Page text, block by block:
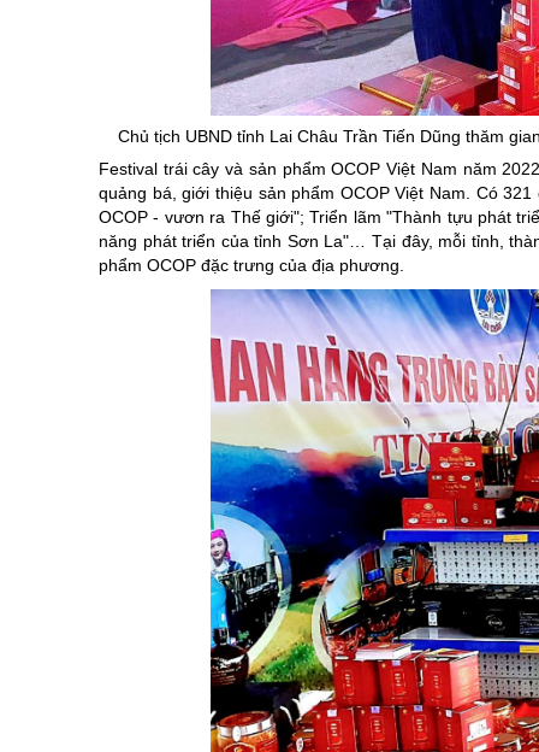
Chuyên đề
Chủ tịch UBND tỉnh Lai Châu Trần Tiến Dũng thăm
Festival trái cây và sản phẩm OCOP Việt Nam năm
quảng bá, giới thiệu sản phẩm OCOP Việt Nam. Có
OCOP - vươn ra Thế giới"; Triển lãm "Thành tựu phát
năng phát triển của tỉnh Sơn La"… Tại đây, mỗi tỉnh,
phẩm OCOP đặc trưng của địa phương.